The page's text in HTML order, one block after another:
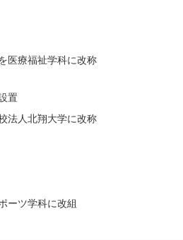
医療福祉学科に改称
置
法人北翔大学に改称
ーツ学科に改組